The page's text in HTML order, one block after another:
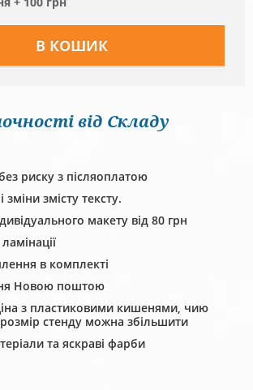
від Складу
риску з післяоплатою
змісту тексту.
макету від 80 грн
в комплекті
Новою поштою
з пластиковими кишенями, чию
розмір стенду можна збільшити
та яскраві фарби